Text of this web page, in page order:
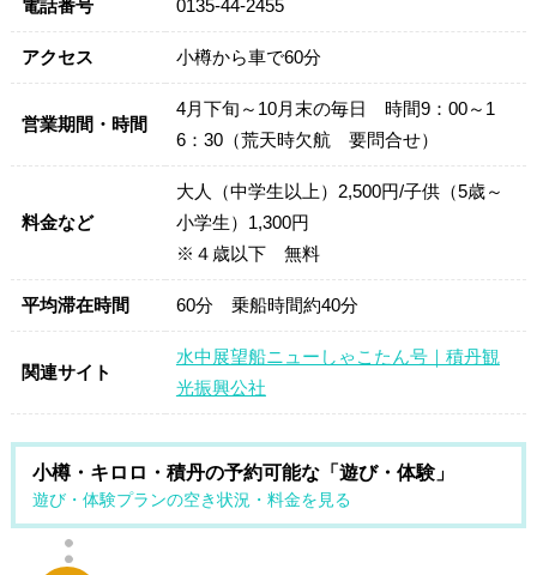
電話番号 0135-44-2455
アクセス 小樽から車で60分
営業期間・時間
4月下旬～10月末の毎日 時間9：00～1
6：30（荒天時欠航 要問合せ）
料金など
大人（中学生以上）2,500円/子供（5歳～
小学生）1,300円
※４歳以下 無料
平均滞在時間 60分 乗船時間約40分
関連サイト
水中展望船ニューしゃこたん号｜積丹観
光振興公社
小樽・キロロ・積丹の予約可能な「遊び・体験」
遊び・体験プランの空き状況・料金を見る